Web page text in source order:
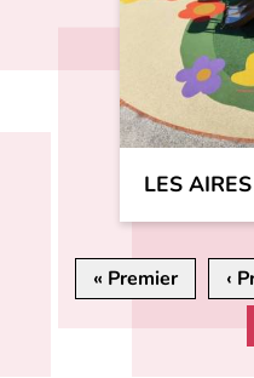
LES
Pagination
« Premier
page
‹